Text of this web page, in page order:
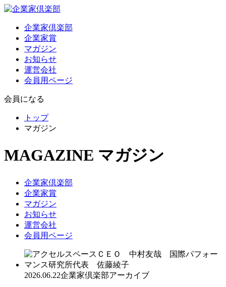
企業家倶楽部
企業家賞
マガジン
お知らせ
運営会社
会員用ページ
会員になる
トップ
マガジン
MAGAZINE マガジン
企業家倶楽部
企業家賞
マガジン
お知らせ
運営会社
会員用ページ
2026.06.22企業家倶楽部アーカイブ